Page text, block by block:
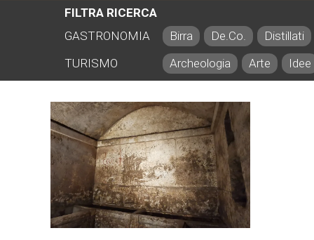
FILTRA RICERCA
GASTRONOMIA
Birra De.Co.
Distillati
TURISMO
Archeologia Arte Idee